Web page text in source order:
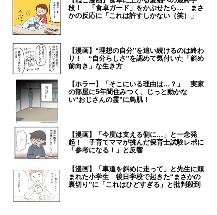
段！ 「食卓ガード」をかぶせたら… まさ
かの反応に「これは許すしかない（笑）」
【漫画】“理想の自分”を追い続けるのは終わ
り！ “自分らしさ”を認めて気付いた「斜め
前向き」な生き方
【ホラー】「そこにいる理由は…？」 実家
の部屋に5年間住みつく、じっと動かな
い“おじさんの霊”に鳥肌！
【漫画】「今度は支える側に…」と一念発
起！ 子育てママが挑んだ保育士試験レポに
「参考になる！」と反響
【漫画】「車道を斜めに走って」と先生に頼
まれた小学生 後日学校で起きた“まさかの
裏切り”に「これはひどすぎる」と批判殺到